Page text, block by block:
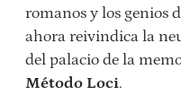
romanos y los genios
ahora reivindica la
del palacio de la
Método Loci.